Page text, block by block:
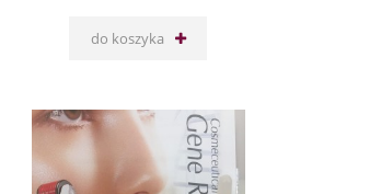
do koszyka